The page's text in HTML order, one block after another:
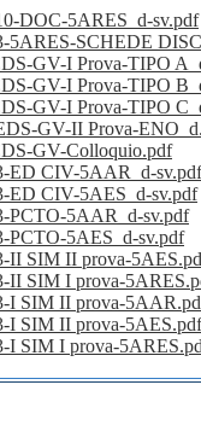
DOC-5ARES_d-sv.pdf
5ARES-SCHEDE
GV-I Prova-TIPO
GV-I Prova-TIPO
GV-I Prova-TIPO
GV-II Prova-
GV-Colloquio.pdf
ED CIV-5AAR_d-sv.pdf
ED CIV-5AES_d-sv.pdf
PCTO-5AAR_d-sv.pdf
PCTO-5AES_d-sv.pdf
II SIM II prova-
II SIM I prova-
I SIM II prova-
I SIM II prova-5AES.pdf
I SIM I prova-